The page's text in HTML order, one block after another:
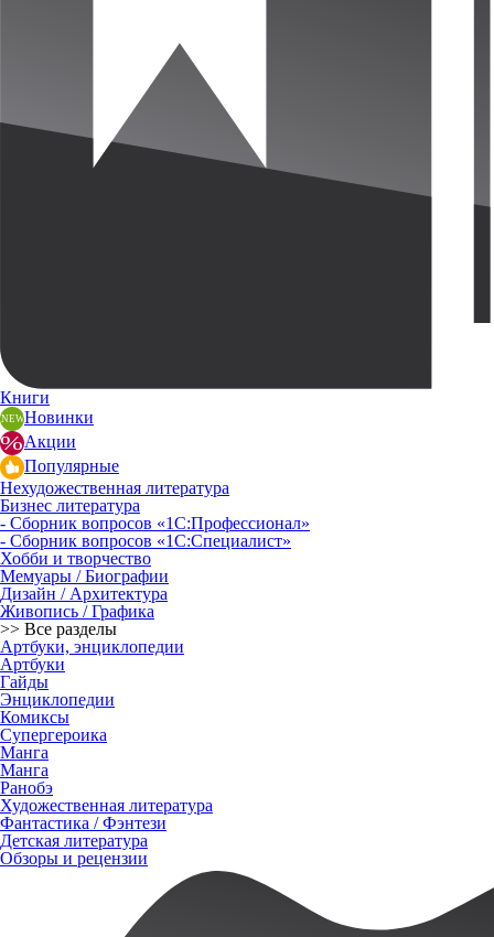
Книги
Новинки
Акции
Популярные
Нехудожественная литература
Бизнес литература
- Сборник вопросов «1С:Профессионал»
- Сборник вопросов «1С:Специалист»
Хобби и творчество
Мемуары / Биографии
Дизайн / Архитектура
Живопись / Графика
>> Все разделы
Артбуки, энциклопедии
Артбуки
Гайды
Энциклопедии
Комиксы
Супергероика
Манга
Манга
Ранобэ
Художественная литература
Фантастика / Фэнтези
Детская литература
Обзоры и рецензии